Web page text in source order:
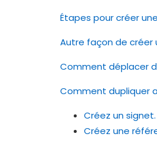
Étapes pour créer
Autre façon de créer
Comment déplacer
Comment dupliquer
Créez un signet.
Créez une